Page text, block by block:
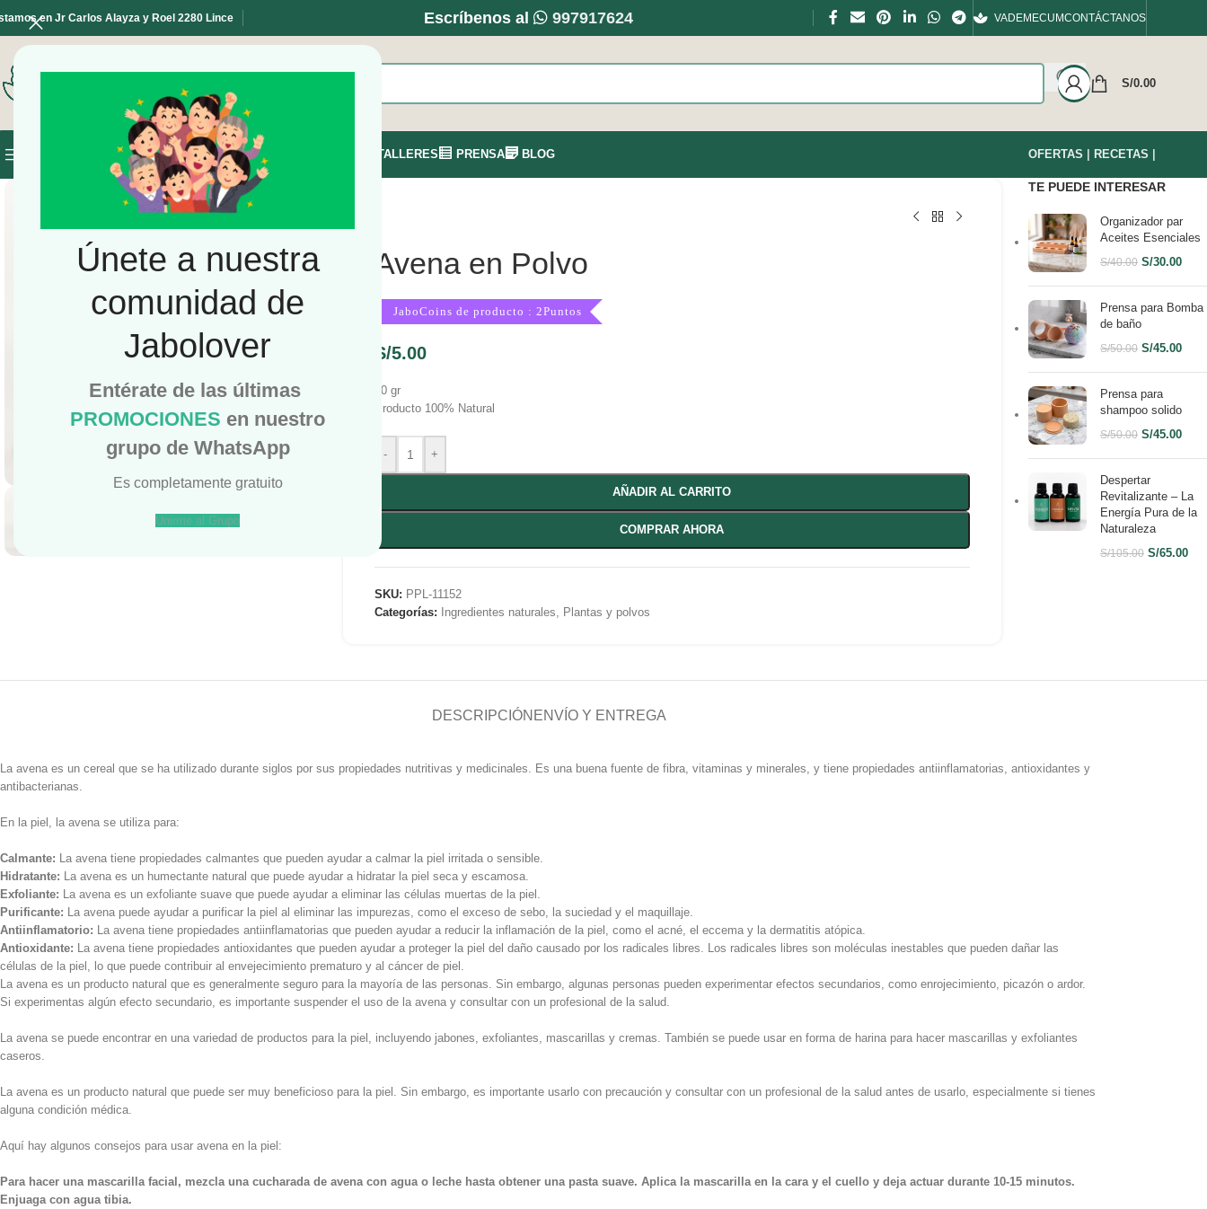
Únete a nuestra
comunidad de
Jabolover
Entérate de las últimas
PROMOCIONES en nuestro
grupo de WhatsApp
Es completamente gratuito
Unirme al Grupo
en Jr Carlos Alayza y Roel 2280 Lince Escríbenos al 997917624 VADEMECUMCONTÁCTANOS
S/0.00
NAVEGAR POR LAS CATEGORÍAS INICIO TALLERES PRENSA BLOG OFERTAS RECETAS
Haga Click para agrandar
Avena en Polvo
JaboCoins de producto : 2Puntos
S/5.00
50 gr
Producto 100% Natural
- +
AÑADIR AL CARRITO
COMPRAR AHORA
SKU: PPL-11152
Categorías:
Ingredientes naturales, Plantas y polvos
TE PUEDE INTERESAR
Organizador par
Aceites Esenciales
S/40.00 S/30.00
Prensa para Bomba
de baño
S/50.00 S/45.00
Prensa para
shampoo solido
S/50.00 S/45.00
Despertar
Revitalizante – La
Energía Pura de la
Naturaleza
S/105.00 S/65.00
DESCRIPCIÓN ENVÍO Y ENTREGA
La avena es un cereal que se ha utilizado durante siglos por sus propiedades nutritivas y medicinales. Es una buena fuente de fibra, vitaminas y minerales, y tiene propiedades antiinflamatorias, antioxidantes y
antibacterianas.
En la piel, la avena se utiliza para:
Calmante: La avena tiene propiedades calmantes que pueden ayudar a calmar la piel irritada o sensible.
Hidratante: La avena es un humectante natural que puede ayudar a hidratar la piel seca y escamosa.
Exfoliante: La avena es un exfoliante suave que puede ayudar a eliminar las células muertas de la piel.
Purificante: La avena puede ayudar a purificar la piel al eliminar las impurezas, como el exceso de sebo, la suciedad y el maquillaje.
Antiinflamatorio: La avena tiene propiedades antiinflamatorias que pueden ayudar a reducir la inflamación de la piel, como el acné, el eccema y la dermatitis atópica.
Antioxidante: La avena tiene propiedades antioxidantes que pueden ayudar a proteger la piel del daño causado por los radicales libres. Los radicales libres son moléculas inestables que pueden dañar las
células de la piel, lo que puede contribuir al envejecimiento prematuro y al cáncer de piel.
La avena es un producto natural que es generalmente seguro para la mayoría de las personas. Sin embargo, algunas personas pueden experimentar efectos secundarios, como enrojecimiento, picazón o ardor.
Si experimentas algún efecto secundario, es importante suspender el uso de la avena y consultar con un profesional de la salud.
La avena se puede encontrar en una variedad de productos para la piel, incluyendo jabones, exfoliantes, mascarillas y cremas. También se puede usar en forma de harina para hacer mascarillas y exfoliantes
caseros.
La avena es un producto natural que puede ser muy beneficioso para la piel. Sin embargo, es importante usarlo con precaución y consultar con un profesional de la salud antes de usarlo, especialmente si tienes
alguna condición médica.
Aquí hay algunos consejos para usar avena en la piel:
Para hacer una mascarilla facial, mezcla una cucharada de avena con agua o leche hasta obtener una pasta suave. Aplica la mascarilla en la cara y el cuello y deja actuar durante 10-15 minutos.
Enjuaga con agua tibia.